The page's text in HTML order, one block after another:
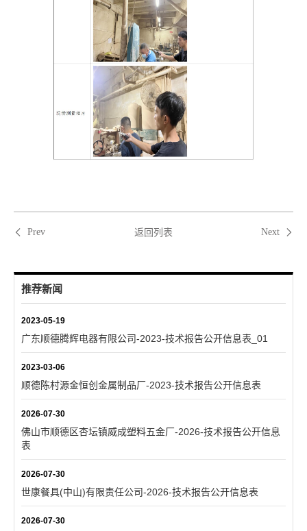
Prev 返回列表 Next
推荐新闻
2023-05-19
广东顺德腾辉电器有限公司-2023-技术报告公开信息表_01
2023-03-06
顺德陈村源金恒创金属制品厂-2023-技术报告公开信息表
2026-07-30
佛山市顺德区杏坛镇威成塑料五金厂-2026-技术报告公开信息
表
2026-07-30
世康餐具(中山)有限责任公司-2026-技术报告公开信息表
2026-07-30